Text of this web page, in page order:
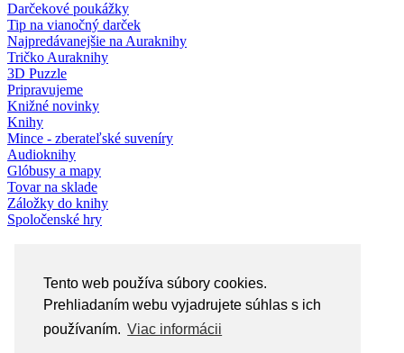
Tento web používa súbory cookies.
Prehliadaním webu vyjadrujete súhlas s ich
používaním. Viac informácii
Darčekové poukážky
Tip na vianočný darček
Najpredávanejšie na Auraknihy
Tričko Auraknihy
3D Puzzle
Pripravujeme
Knižné novinky
Knihy
Mince - zberateľské suveníry
Audioknihy
Glóbusy a mapy
Tovar na sklade
Záložky do knihy
Spoločenské hry